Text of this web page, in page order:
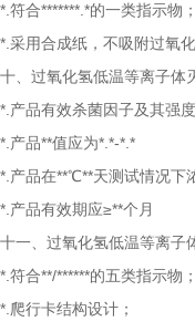
*.符合*******.*的一类指示物；
*.采用合成纸，不吸附过氧化
十、过氧化氢低温等离子体
*.产品有效杀菌因子及其强
*.产品**值应为*.*-*.*
*.产品在**℃**天测试情况下
*.产品有效期应≥**个月
十一、过氧化氢低温等离子
*.符合**/******的五类指示物；
*.爬行卡结构设计；